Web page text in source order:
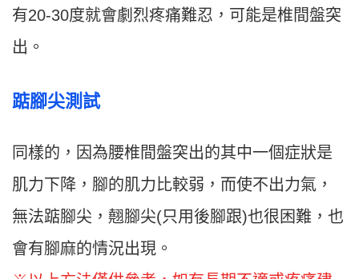
有20-30度就會劇烈疼痛難忍，可能是椎間盤突
出。
踮腳尖測試
同樣的，因為腰椎間盤突出的其中一個症狀是
肌力下降，腳的肌力比較弱，而使不出力氣，
無法踮腳尖，翹腳尖(只用後腳跟)也很困難，也
會有腳麻的情況出現。